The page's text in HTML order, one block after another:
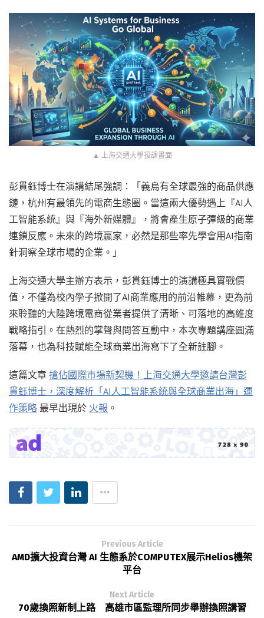
▲ 上海交通大學授課畫面
彭貫鈺博士在演講結尾強調：「義烏有全球最強的商品供應
鏈，杭州有最領先的電商生態圈。當這兩大優勢遇上『AI人
工智能系統』與『海外新媒體』，將會產生原子彈級的商業
連鎖反應。未來的跨境贏家，必然是那些率先學會用AI指南
針洞察全球市場的企業。」
上海交通大學主辦方表示，彭貫鈺博士的演講極具實戰價
值，不僅為校內學子掀開了AI商業應用的前沿帷幕，更為前
來聆聽的大陸跨境電商從業者提供了清晰、可落地的高維度
戰略指引。在熱烈的掌聲與問答互動中，本次專題講座圓滿
落幕，也為科技賦能全球商業出海寫下了全新註腳。
這篇文章 搶佔國際市場新契機！上海交通大學邀請台灣彭
貫鈺博士，深度解析「AI人工智能系統與全球商業出海」運
作策略 最早出現於 火報 。
Previous Article
AMD擴大投資台灣 AI 生態系於COMPUTEX展示Helios機架
平台
Next Article
70歲換照新制上路 高雄市區監理所同步舉辦換照講習